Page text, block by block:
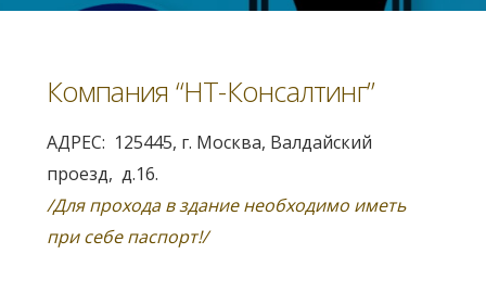
Компания “НТ-Консалтинг”
АДРЕС: 125445, г. Москва, Валдайский
проезд, д.16.
/Для прохода в здание необходимо иметь
при себе паспорт!/